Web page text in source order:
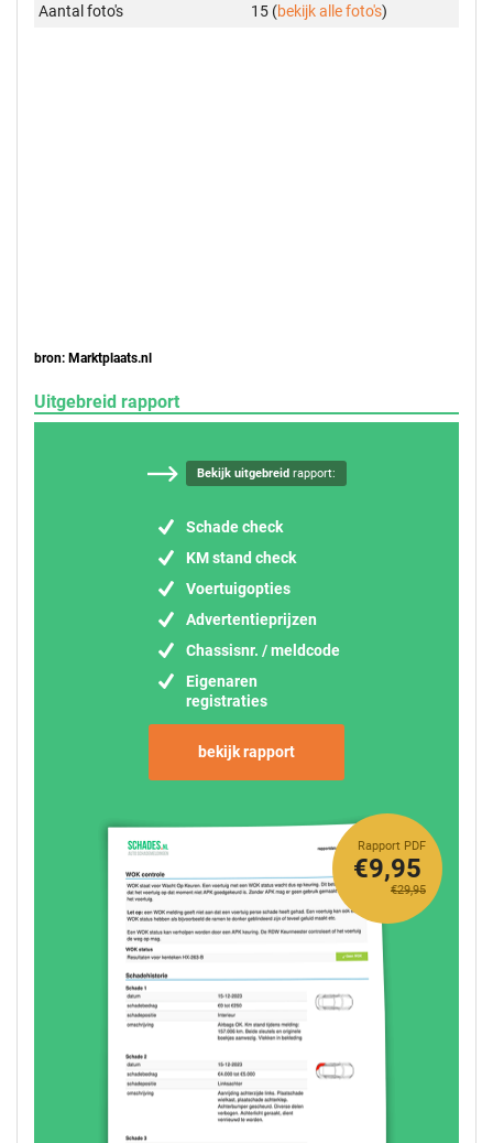
Aantal foto's
15 (bekijk alle foto's)
bron: Marktplaats.nl
Uitgebreid rapport
Bekijk uitgebreidrapport:
Schade check
KM stand check
Voertuigopties
Advertentieprijzen
Chassisnr. / meldcode
Eigenaren
registraties
bekijk rapport
Rapport PDF
€29,95
€9,95